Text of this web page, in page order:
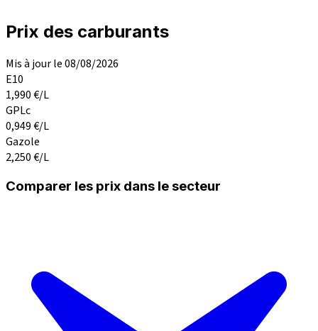
Prix des carburants
Mis à jour le 08/08/2026
E10
1,990€/L
GPLc
0,949€/L
Gazole
2,250€/L
Comparer les prix dans le secteur